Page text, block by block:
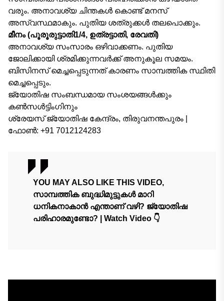
വരും. അനാവശ്യ ചിന്തകള്‍ കൊണ്ട് മനസ്
അസ്വസ്ഥമാകും. പുതിയ ശത്രുക്കൾ തലപൊക്കും.
മീനം (പൂരൂരുട്ടാതി1/4, ഉത്രട്ടാതി, രേവതി)
അനാവശ്യ സംസാരം ഒഴിവാക്കണം. പുതിയ
ജോലിക്കായി ശ്രമിക്കുന്നവര്‍ക്ക് അനുകൂല സമയം.
ബിസിനസ് മെച്ചപ്പെടുന്നത് കാരണം സാമ്പത്തിക സ്ഥിതി
മെച്ചപ്പെടും.
ജ്യോതിഷ സംബന്ധമായ സംശയങ്ങൾക്കും
കൺസൾട്ടിംഗിനും
ശ്രേയസ്‌ ജ്യോതിഷ കേന്ദ്രം, തിരുവനന്തപുരം |
ഫോൺ: +91 7012124283
YOU MAY ALSO LIKE THIS VIDEO,
സാമ്പത്തിക ബുദ്ധിമുട്ടുകൾ മാറി
ധനികനാകാൻ എന്താണ്‌ വഴി? ജ്യോതിഷ
പരിഹാരമുണ്ടോ? | Watch Video 👇